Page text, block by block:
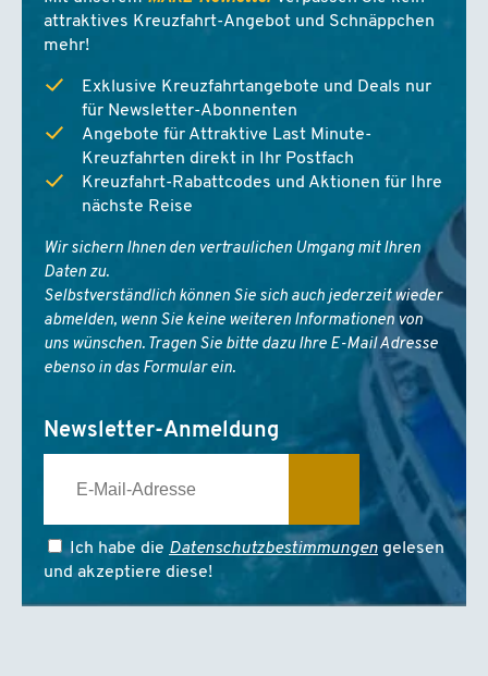
attraktives Kreuzfahrt-Angebot und Schnäppchen
mehr!
Exklusive Kreuzfahrtangebote und Deals nur
für Newsletter-Abonnenten
Angebote für Attraktive Last Minute-
Kreuzfahrten direkt in Ihr Postfach
Kreuzfahrt-Rabattcodes und Aktionen für Ihre
nächste Reise
Wir sichern Ihnen den vertraulichen Umgang mit Ihren
Daten zu.
Selbstverständlich können Sie sich auch jederzeit wieder
abmelden, wenn Sie keine weiteren Informationen von
uns wünschen. Tragen Sie bitte dazu Ihre E-Mail Adresse
ebenso in das Formular ein.
Newsletter-Anmeldung
Ich habe die Datenschutzbestimmungen gelesen
und akzeptiere diese!